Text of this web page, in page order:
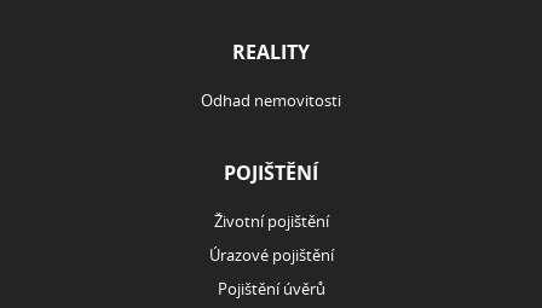
REALITY
Odhad nemovitosti
POJIŠTĚNÍ
Životní pojištění
Úrazové pojištění
Pojištění úvěrů